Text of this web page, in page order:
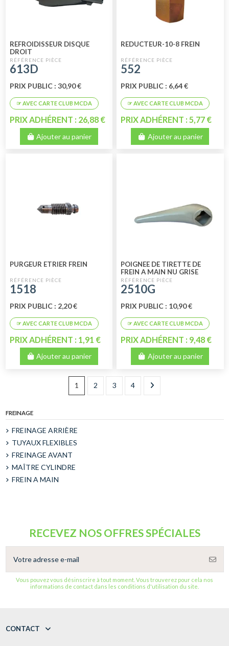
REFROIDISSEUR DISQUE
DROIT
613D
PRIX PUBLIC : 30,90 €
PRIX ADHÉRENT : 26,88 €
Ajouter au panier
REDUCTEUR-10-8 FREIN
552
PRIX PUBLIC : 6,64 €
PRIX ADHÉRENT : 5,77 €
Ajouter au panier
PURGEUR ETRIER FREIN
1518
PRIX PUBLIC : 2,20 €
PRIX ADHÉRENT : 1,91 €
Ajouter au panier
POIGNEE DE TIRETTE DE
FREIN A MAIN NU GRISE
2510G
PRIX PUBLIC : 10,90 €
PRIX ADHÉRENT : 9,48 €
Ajouter au panier
1 2 3 4
FREINAGE
FREINAGE ARRIÈRE
TUYAUX FLEXIBLES
FREINAGE AVANT
MAÎTRE CYLINDRE
FREIN A MAIN
RECEVEZ NOS OFFRES SPÉCIALES
Vous pouvez vous désinscrire à tout moment. Vous trouverez pour cela nos
informations de contact dans les conditions d'utilisation du site.
CONTACT